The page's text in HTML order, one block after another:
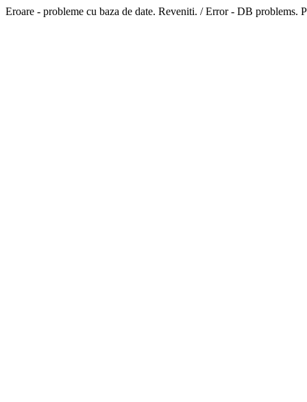
Eroare - probleme cu baza de date. Reveniti. / Error - DB problems.